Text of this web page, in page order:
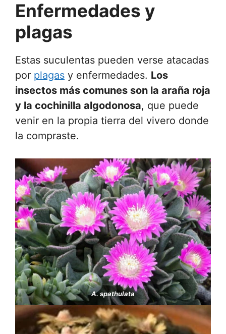
Enfermedades y
plagas
Estas suculentas pueden verse atacadas
por plagas y enfermedades. Los
insectos más comunes son la araña roja
y la cochinilla algodonosa, que puede
venir en la propia tierra del vivero donde
la compraste.
A. spathulata